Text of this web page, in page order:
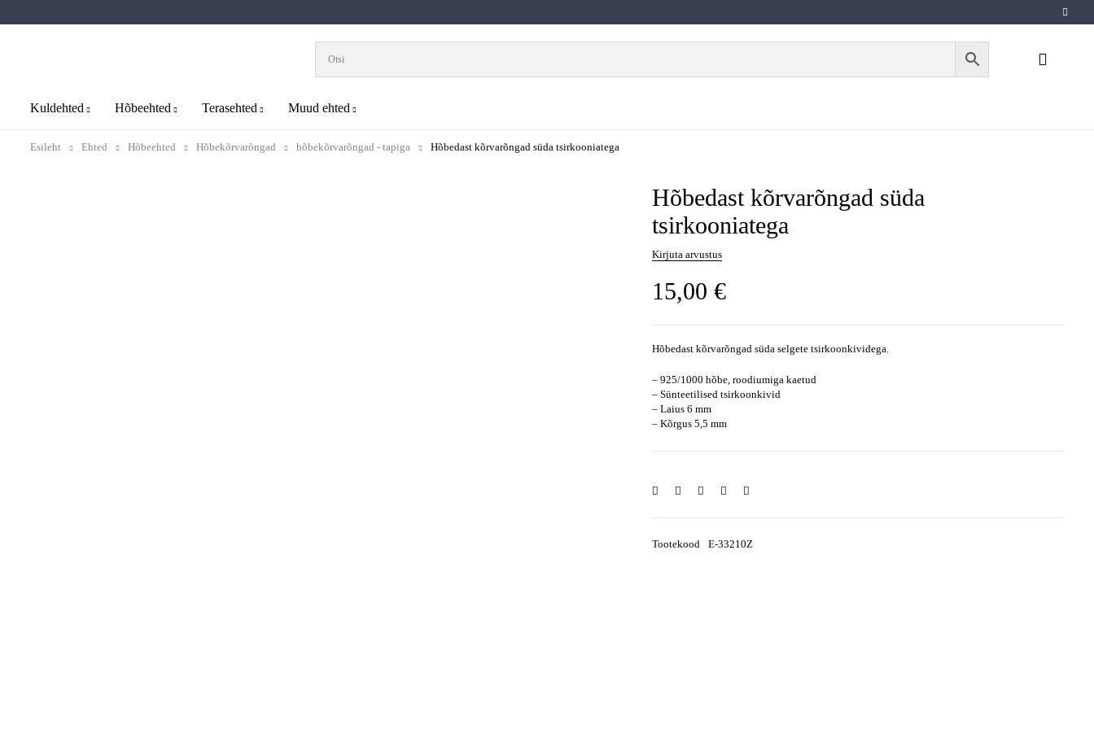
Kuldehted Hõbeehted Terasehted Muud ehted
Esileht Ehted Hõbeehted Hõbekõrvarõngad hõbekõrvarõngad - tapiga Hõbedast kõrvarõngad süda tsirkooniatega
Hõbedast kõrvarõngad süda
tsirkooniatega
Kirjuta arvustus
15,00 €
Hõbedast kõrvarõngad süda selgete tsirkoonkividega.
– 925/1000 hõbe, roodiumiga kaetud
– Sünteetilised tsirkoonkivid
– Laius 6 mm
– Kõrgus 5,5 mm
Tootekood E-33210Z